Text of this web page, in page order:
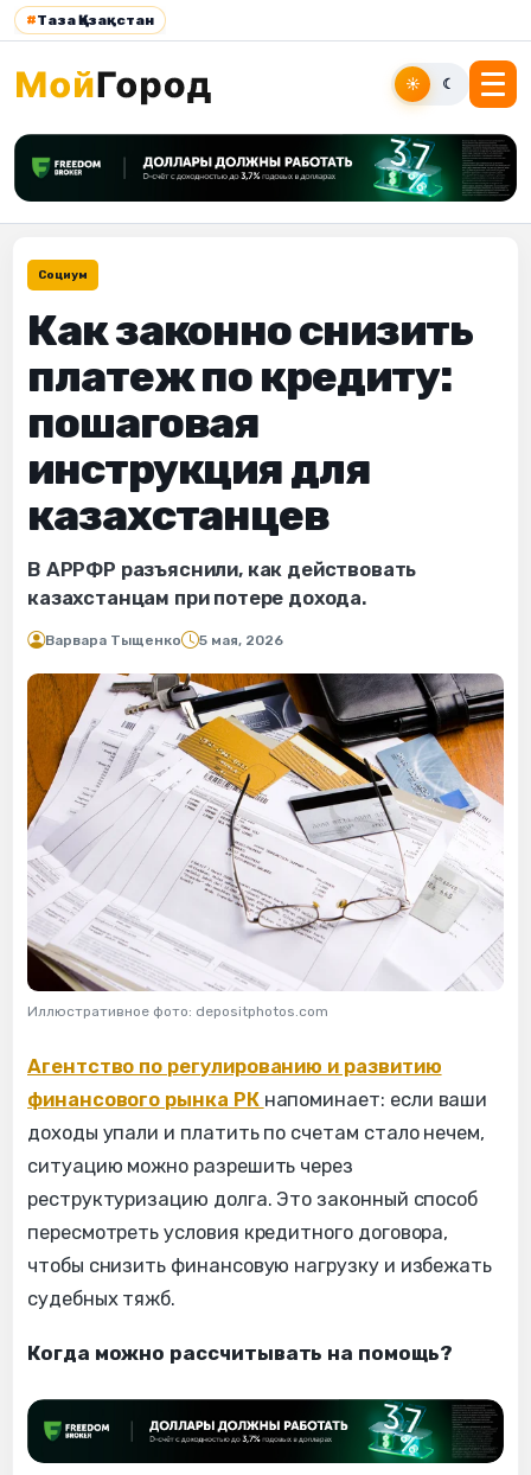
#Таза Қазақстан
☀ ☾
Социум
Как законно снизить
платеж по кредиту:
пошаговая
инструкция для
казахстанцев
В АРРФР разъяснили, как действовать
казахстанцам при потере дохода.
Варвара Тыщенко 5 мая, 2026
Иллюстративное фото: depositphotos.com
Агентство по регулированию и развитию
финансового рынка РК напоминает: если ваши
доходы упали и платить по счетам стало нечем,
ситуацию можно разрешить через
реструктуризацию долга. Это законный способ
пересмотреть условия кредитного договора,
чтобы снизить финансовую нагрузку и избежать
судебных тяжб.
Когда можно рассчитывать на помощь?